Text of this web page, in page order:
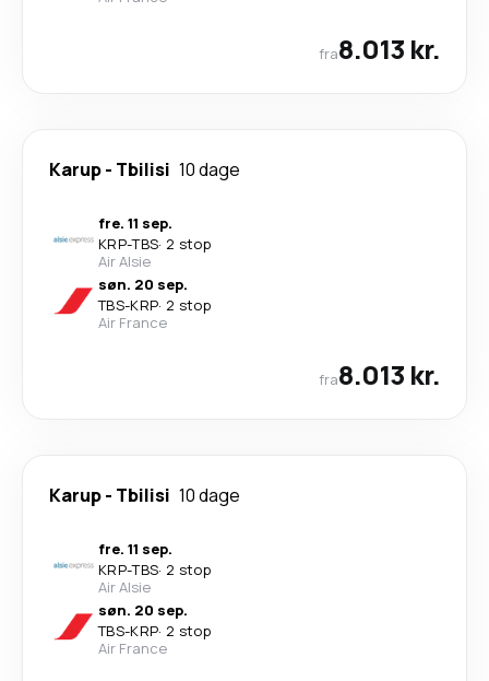
fra8.013 kr.
Karup- Tbilisi 10 dage
fre. 11 sep.
KRP-TBS· 2 stop
Air Alsie
søn. 20 sep.
TBS-KRP· 2 stop
Air France
fra8.013 kr.
Karup- Tbilisi 10 dage
fre. 11 sep.
KRP-TBS· 2 stop
Air Alsie
søn. 20 sep.
TBS-KRP· 2 stop
Air France